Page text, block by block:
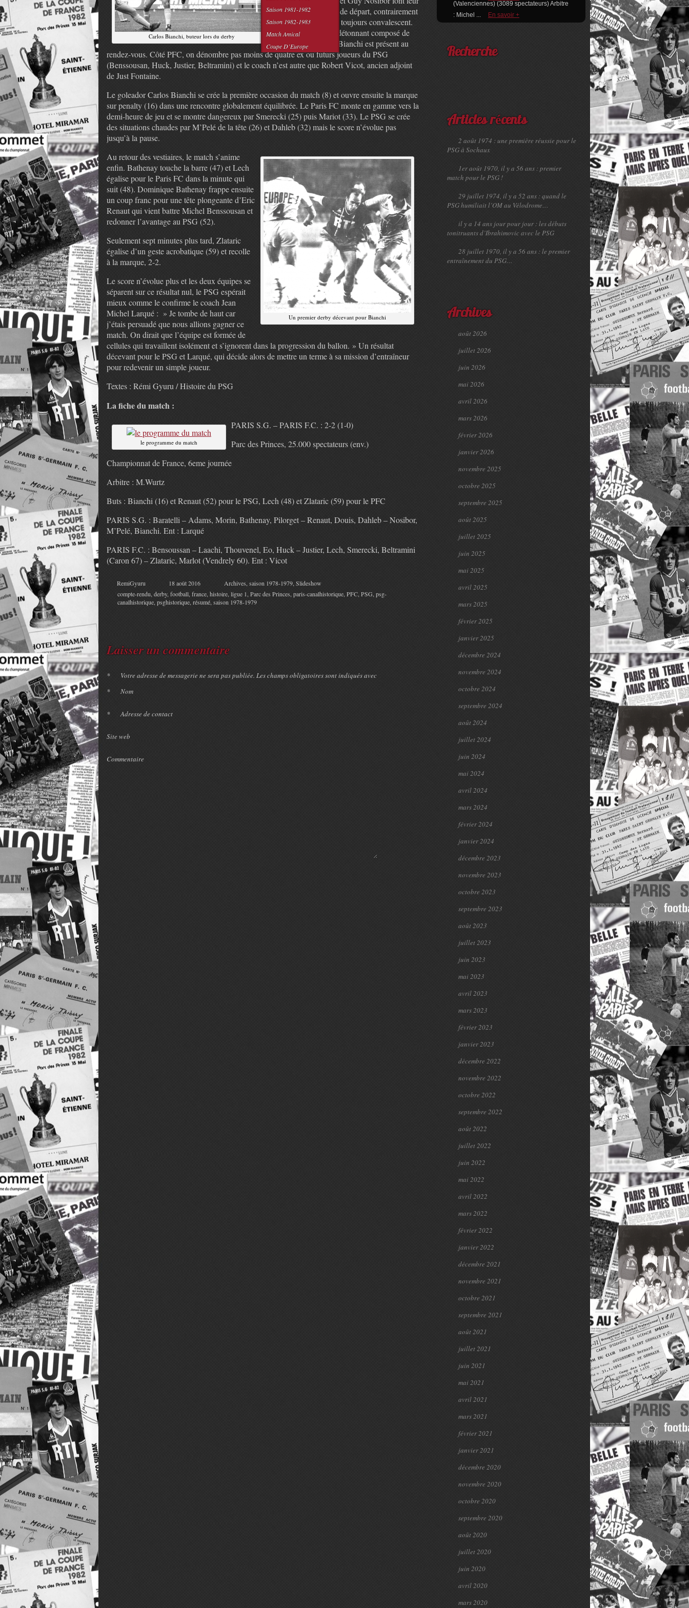
Saison 1981-1982
Saison 1982-1983
Match Amical
Coupe D’Europe
Carlos Bianchi, buteur lors du derby
retour dans le onze de départ, contrairement
à François Brisson, toujours convalescent.
Le trio offensif et détonnant composé de
Dahleb, M’Pelé et Bianchi est présent au
rendez-vous. Côté PFC, on dénombre pas moins de quatre ex ou futurs joueurs du PSG
(Benssousan, Huck, Justier, Beltramini) et le coach n’est autre que Robert Vicot, ancien adjoint
de Just Fontaine.
Le goleador Carlos Bianchi se crée la première occasion du match (8) et ouvre ensuite la marque
sur penalty (16) dans une rencontre globalement équilibrée. Le Paris FC monte en gamme vers la
demi-heure de jeu et se montre dangereux par Smerecki (25) puis Mariot (33). Le PSG se crée
des situations chaudes par M’Pelé de la tête (26) et Dahleb (32) mais le score n’évolue pas
jusqu’à la pause.
Un premier derby décevant pour Bianchi
Au retour des vestiaires, le match s’anime
enfin. Bathenay touche la barre (47) et Lech
égalise pour le Paris FC dans la minute qui
suit (48). Dominique Bathenay frappe ensuite
un coup franc pour une tête plongeante d’Eric
Renaut qui vient battre Michel Benssousan et
redonner l’avantage au PSG (52).
Seulement sept minutes plus tard, Zlataric
égalise d’un geste acrobatique (59) et recolle
à la marque, 2-2.
Le score n’évolue plus et les deux équipes se
séparent sur ce résultat nul, le PSG espérait
mieux comme le confirme le coach Jean
Michel Larqué : » Je tombe de haut car
j’étais persuadé que nous allions gagner ce
match. On dirait que l’équipe est formée de
cellules qui travaillent isolément et s’ignorent dans la progression du ballon. » Un résultat
décevant pour le PSG et Larqué, qui décide alors de mettre un terme à sa mission d’entraîneur
pour redevenir un simple joueur.
Textes : Rémi Gyuru / Histoire du PSG
La fiche du match :
le programme du match
PARIS S.G. – PARIS F.C. : 2-2 (1-0)
Parc des Princes, 25.000 spectateurs (env.)
Championnat de France, 6eme journée
Arbitre : M.Wurtz
Buts : Bianchi (16) et Renaut (52) pour le PSG, Lech (48) et Zlataric (59) pour le PFC
PARIS S.G. : Baratelli – Adams, Morin, Bathenay, Pilorget – Renaut, Douis, Dahleb – Nosibor,
M’Pelé, Bianchi. Ent : Larqué
PARIS F.C. : Bensoussan – Laachi, Thouvenel, Eo, Huck – Justier, Lech, Smerecki, Beltramini
(Caron 67) – Zlataric, Marlot (Vendrely 60). Ent : Vicot
RemiGyuru 18 août 2016 Archives, saison 1978-1979 Slideshow
compte-rendu derby, football france histoire, ligue 1 Parc des Princes paris-canalhistorique PFC PSG psg-
canalhistorique psghistorique résumé saison 1978-1979
Laisser un commentaire
Votre adresse de messagerie ne sera pas publiée. Les champs obligatoires sont indiqués avec
*
Nom
*
Adresse de contact
*
Site web
Commentaire
(Valenciennes) (3089 spectateurs) Arbitre
: Michel ...
En savoir +
Recherche
Articles récents
2 août 1974 : une première réussie pour le
PSG à Sochaux
1er août 1970, il y a 56 ans : premier
match pour le PSG !
29 juillet 1974, il y a 52 ans : quand le
PSG humiliait l’OM au Vélodrome…
il y a 14 ans jour pour jour : les débuts
tonitruants d’Ibrahimovic avec le PSG
28 juillet 1970, il y a 56 ans : le premier
entraînement du PSG…
Archives
août 2026
juillet 2026
juin 2026
mai 2026
avril 2026
mars 2026
février 2026
janvier 2026
novembre 2025
octobre 2025
septembre 2025
août 2025
juillet 2025
juin 2025
mai 2025
avril 2025
mars 2025
février 2025
janvier 2025
décembre 2024
novembre 2024
octobre 2024
septembre 2024
août 2024
juillet 2024
juin 2024
mai 2024
avril 2024
mars 2024
février 2024
janvier 2024
décembre 2023
novembre 2023
octobre 2023
septembre 2023
août 2023
juillet 2023
juin 2023
mai 2023
avril 2023
mars 2023
février 2023
janvier 2023
décembre 2022
novembre 2022
octobre 2022
septembre 2022
août 2022
juillet 2022
juin 2022
mai 2022
avril 2022
mars 2022
février 2022
janvier 2022
décembre 2021
novembre 2021
octobre 2021
septembre 2021
août 2021
juillet 2021
juin 2021
mai 2021
avril 2021
mars 2021
février 2021
janvier 2021
décembre 2020
novembre 2020
octobre 2020
septembre 2020
août 2020
juillet 2020
juin 2020
avril 2020
mars 2020